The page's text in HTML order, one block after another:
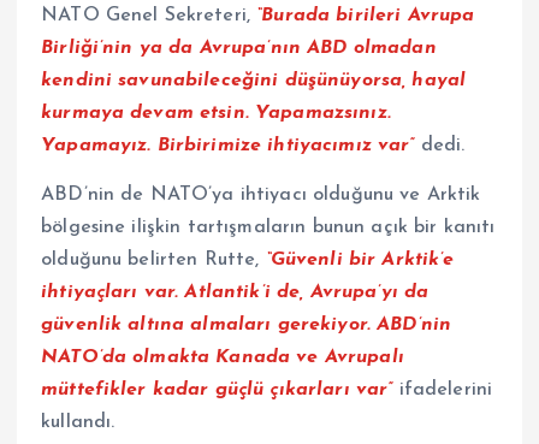
NATO Genel Sekreteri, “Burada birileri Avrupa
Birliği’nin ya da Avrupa’nın ABD olmadan
kendini savunabileceğini düşünüyorsa, hayal
kurmaya devam etsin. Yapamazsınız.
Yapamayız. Birbirimize ihtiyacımız var” dedi.
ABD’nin de NATO’ya ihtiyacı olduğunu ve Arktik
bölgesine ilişkin tartışmaların bunun açık bir kanıtı
olduğunu belirten Rutte, “Güvenli bir Arktik’e
ihtiyaçları var. Atlantik’i de, Avrupa’yı da
güvenlik altına almaları gerekiyor. ABD’nin
NATO’da olmakta Kanada ve Avrupalı
müttefikler kadar güçlü çıkarları var”ifadelerini
kullandı.